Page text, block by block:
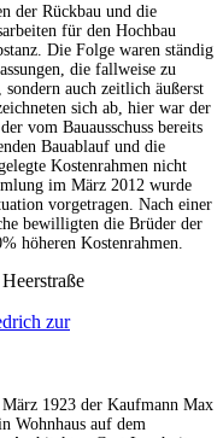
der Rückbau und die
für den Hochbau
Die Folge waren ständig
die fallweise zu
auch zeitlich äußerst
sich ab, hier war der
vom Bauausschuss bereits
Bauablauf und die
Kostenrahmen nicht
im März 2012 wurde
vorgetragen. Nach einer
bewilligten die Brüder der
höheren Kostenrahmen.
1923 der Kaufmann Max
Wohnhaus auf dem